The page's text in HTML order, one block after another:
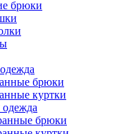
брюки
брюки
куртки
брюки